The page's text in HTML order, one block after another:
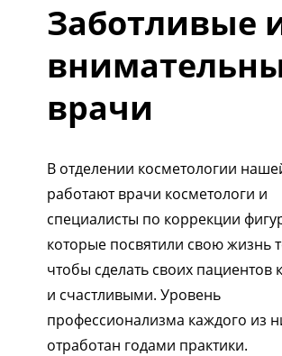
Заботливые
врачи
В отделении косметологии
работают врачи косметологи и
специалисты по коррекции
которые посвятили свою жизнь
чтобы сделать своих пациентов
и счастливыми. Уровень
профессионализма каждого из
отработан годами практики.